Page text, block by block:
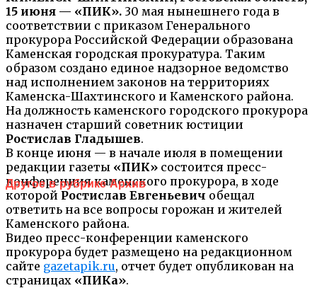
15 июня — «ПИК». 30 мая нынешнего года в
соответствии с приказом Генерального
прокурора Российской Федерации образована
Каменская городская прокуратура. Таким
образом создано единое надзорное ведомство
над исполнением законов на территориях
Каменска-Шахтинского и Каменского района.
На должность каменского городского прокурора
назначен старший советник юстиции
Ростислав Гладышев.
В конце июня — в начале июля в помещении
редакции газеты «ПИК» состоится пресс-
конференция каменского прокурора, в ходе
которой Ростислав Евгеньевич обещал
ответить на все вопросы горожан и жителей
Каменского района.
Видео пресс-конференции каменского
прокурора будет размещено на редакционном
сайте gazetapik.ru, отчет будет опубликован на
страницах «ПИКа».
Другое в рубрике Архив